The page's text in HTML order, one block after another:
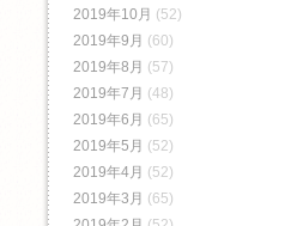
2019年10月 (52)
2019年9月 (60)
2019年8月 (57)
2019年7月 (48)
2019年6月 (65)
2019年5月 (52)
2019年4月 (52)
2019年3月 (65)